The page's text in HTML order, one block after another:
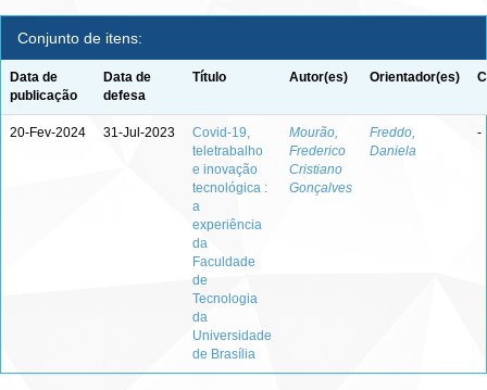
Conjunto de itens:
Data de
publicação
Data de
defesa
Título Autor(es) Orientador(es)
20-Fev-2024 31-Jul-2023
Covid-19,
teletrabalho
e inovação
tecnológica :
a
experiência
da
Faculdade
de
Tecnologia
da
Universidade
de Brasília
Mourão,
Frederico
Cristiano
Gonçalves
Freddo,
Daniela
-